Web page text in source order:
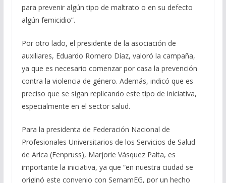
para prevenir algún tipo de maltrato o en su defecto
algún femicidio”.
Por otro lado, el presidente de la asociación de
auxiliares, Eduardo Romero Díaz, valoró la campaña,
ya que es necesario comenzar por casa la prevención
contra la violencia de género. Además, indicó que es
preciso que se sigan replicando este tipo de iniciativa,
especialmente en el sector salud.
Para la presidenta de Federación Nacional de
Profesionales Universitarios de los Servicios de Salud
de Arica (Fenpruss), Marjorie Vásquez Palta, es
importante la iniciativa, ya que “en nuestra ciudad se
originó este convenio con SernamEG, por un hecho